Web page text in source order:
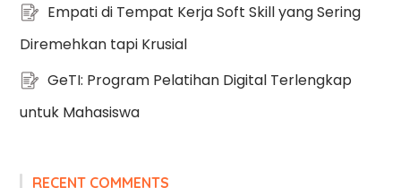
Empati di Tempat Kerja Soft Skill yang Sering
Diremehkan tapi Krusial
GeTI: Program Pelatihan Digital Terlengkap
untuk Mahasiswa
RECENT COMMENTS